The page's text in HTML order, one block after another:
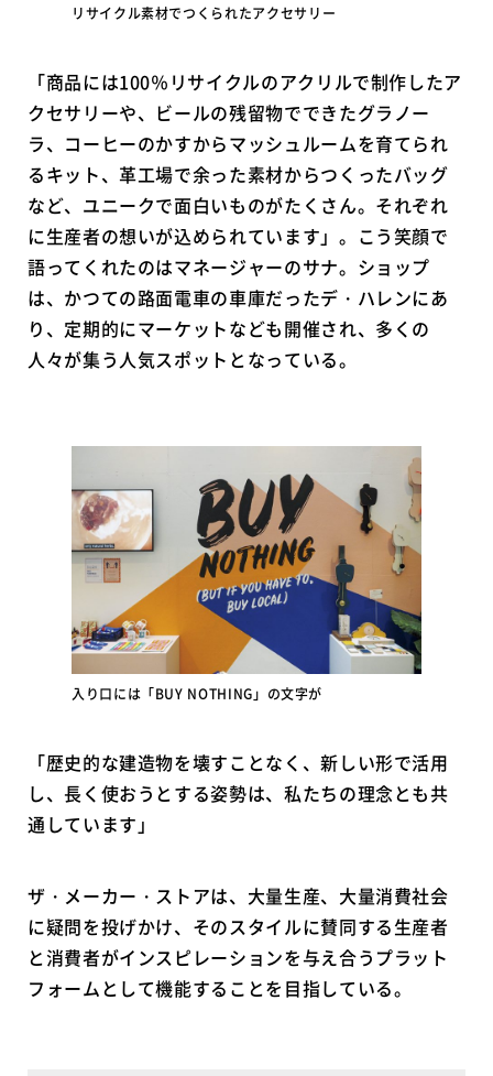
リサイクル素材でつくられたアクセサリー
「商品には100％リサイクルのアクリルで制作したア
クセサリーや、ビールの残留物でできたグラノー
ラ、コーヒーのかすからマッシュルームを育てられ
るキット、革工場で余った素材からつくったバッグ
など、ユニークで面白いものがたくさん。それぞれ
に生産者の想いが込められています」。こう笑顔で
語ってくれたのはマネージャーのサナ。ショップ
は、かつての路面電車の車庫だったデ・ハレンにあ
り、定期的にマーケットなども開催され、多くの
人々が集う人気スポットとなっている。
入り口には「BUY NOTHING」の文字が
「歴史的な建造物を壊すことなく、新しい形で活用
し、長く使おうとする姿勢は、私たちの理念とも共
通しています」
ザ・メーカー・ストアは、大量生産、大量消費社会
に疑問を投げかけ、そのスタイルに賛同する生産者
と消費者がインスピレーションを与え合うプラット
フォームとして機能することを目指している。